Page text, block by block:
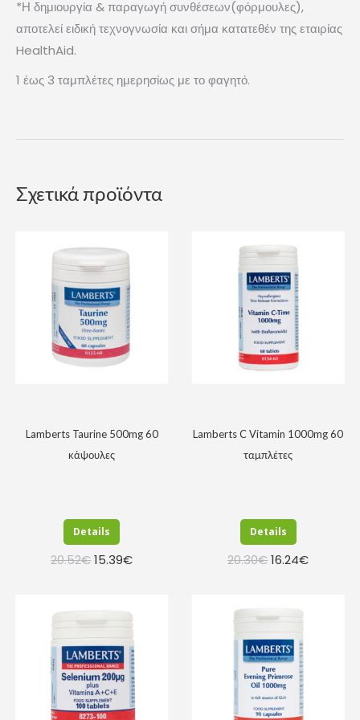
*Η δημιουργία & παραγωγή συνθέσεων(φόρμουλες),
αποτελεί ειδική τεχνογνωσία και σήμα κατατεθέν της εταιρίας
HealthAid.
1 έως 3 ταμπλέτες ημερησίως με το φαγητό.
Σχετικά προϊόντα
Lamberts Taurine 500mg 60
κάψουλες
20.52€Original
20.52€.
15.39€Η
15.39€.
Details
Lamberts C Vitamin 1000mg 60
ταμπλέτες
20.30€Original
20.30€.
16.24€Η
Details